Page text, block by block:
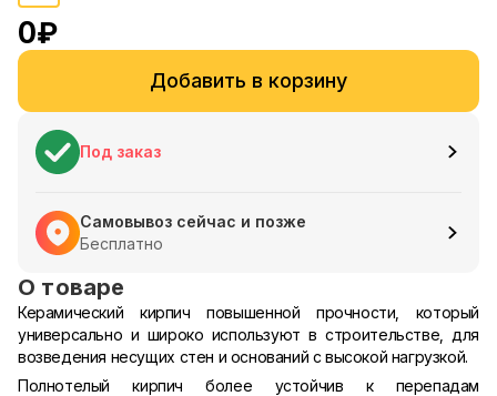
0₽
Добавить в корзину
Под заказ
Самовывоз сейчас и позже
Бесплатно
О товаре
Керамический кирпич повышенной прочности, который
универсально и широко используют в строительстве, для
возведения несущих стен и оснований с высокой нагрузкой.
Полнотелый кирпич более устойчив к перепадам